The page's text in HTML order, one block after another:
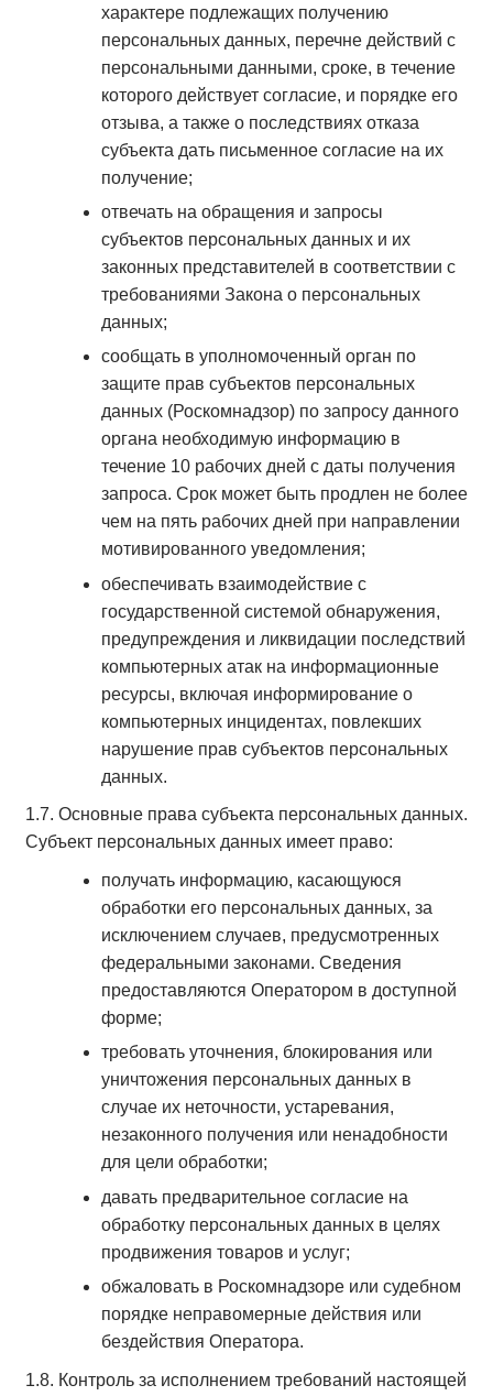
характере подлежащих получению
персональных данных, перечне действий с
персональными данными, сроке, в течение
которого действует согласие, и порядке его
отзыва, а также о последствиях отказа
субъекта дать письменное согласие на их
получение;
отвечать на обращения и запросы
субъектов персональных данных и их
законных представителей в соответствии с
требованиями Закона о персональных
данных;
сообщать в уполномоченный орган по
защите прав субъектов персональных
данных (Роскомнадзор) по запросу данного
органа необходимую информацию в
течение 10 рабочих дней с даты получения
запроса. Срок может быть продлен не более
чем на пять рабочих дней при направлении
мотивированного уведомления;
обеспечивать взаимодействие с
государственной системой обнаружения,
предупреждения и ликвидации последствий
компьютерных атак на информационные
ресурсы, включая информирование о
компьютерных инцидентах, повлекших
нарушение прав субъектов персональных
данных.
1.7. Основные права субъекта персональных данных.
Субъект персональных данных имеет право:
получать информацию, касающуюся
обработки его персональных данных, за
исключением случаев, предусмотренных
федеральными законами. Сведения
предоставляются Оператором в доступной
форме;
требовать уточнения, блокирования или
уничтожения персональных данных в
случае их неточности, устаревания,
незаконного получения или ненадобности
для цели обработки;
давать предварительное согласие на
обработку персональных данных в целях
продвижения товаров и услуг;
обжаловать в Роскомнадзоре или судебном
порядке неправомерные действия или
бездействия Оператора.
1.8. Контроль за исполнением требований настоящей